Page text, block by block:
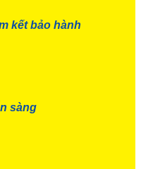
kết bảo hành
sàng